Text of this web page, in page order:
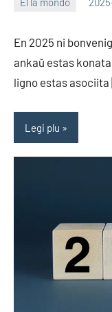
En 2025 ni
ankaŭ estas
ligno estas
Legi plu